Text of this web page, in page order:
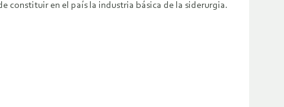
constituir en el país la industria básica de la siderurgia.